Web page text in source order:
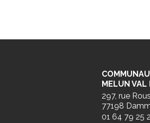
MELUN VAL
297, rue
77198
01 64 79 25